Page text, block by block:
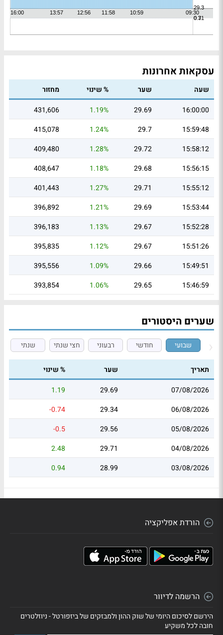
עסקאות אחרונות
שעה שער % שינוי
מחזור
16:00:00
29.69
1.19%
431,606
15:59:48
29.7
1.24%
415,078
15:58:12
29.72
1.28%
409,480
15:56:15
29.68
1.18%
408,647
15:55:12
29.71
1.27%
401,443
15:53:44
29.69
1.21%
396,892
15:52:28
29.67
1.13%
396,183
15:51:26
29.67
1.12%
395,835
15:49:51
29.66
1.09%
395,556
15:46:59
29.65
1.06%
393,854
שערים היסטורים
שבועי חודשי רבעוני חצי שנתי שנתי
תאריך שער
% שינוי
07/08/2026
29.69
1.19
06/08/2026
29.34
-0.74
05/08/2026
29.56
-0.5
04/08/2026
29.71
2.48
03/08/2026
28.99
0.94
הורדת אפליקציה
הרשמה לדיוור
הירשם לסיכום היומי של שוק ההון ולמבזקים של ביזפורטל - ניוזלטרים
חובה לכל משקיע